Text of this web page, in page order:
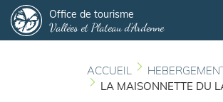
au
contenu
Office de tourisme
Vallées et Plateau d'Ardenne
ACCUEIL
LA MAISONNETTE DU
Panneau de gestion des cookies